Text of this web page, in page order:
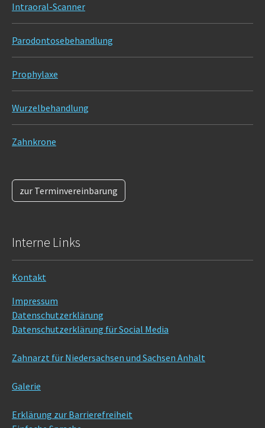
Intraoral-Scanner
Parodontosebehandlung
Prophylaxe
Wurzelbehandlung
Zahnkrone
zur Terminvereinbarung
Interne Links
Kontakt
Impressum
Datenschutzerklärung
Datenschutzerklärung für Social Media
Zahnarzt für Niedersachsen und Sachsen Anhalt
Galerie
Erklärung zur Barrierefreiheit